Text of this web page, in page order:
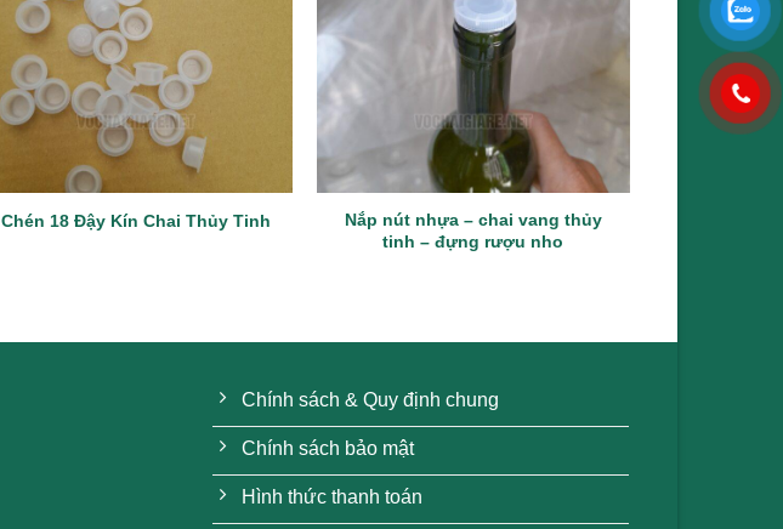
Chén 18 Đậy Kín Chai Thủy Tinh
Nắp nút nhựa – chai vang thủy
tinh – đựng rượu nho
Chính sách & Quy định chung
Chính sách bảo mật
Hình thức thanh toán